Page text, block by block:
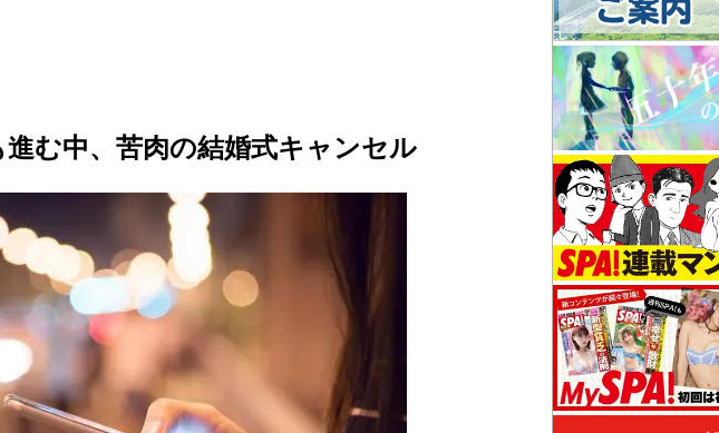
む中、苦肉の結婚式キャンセル